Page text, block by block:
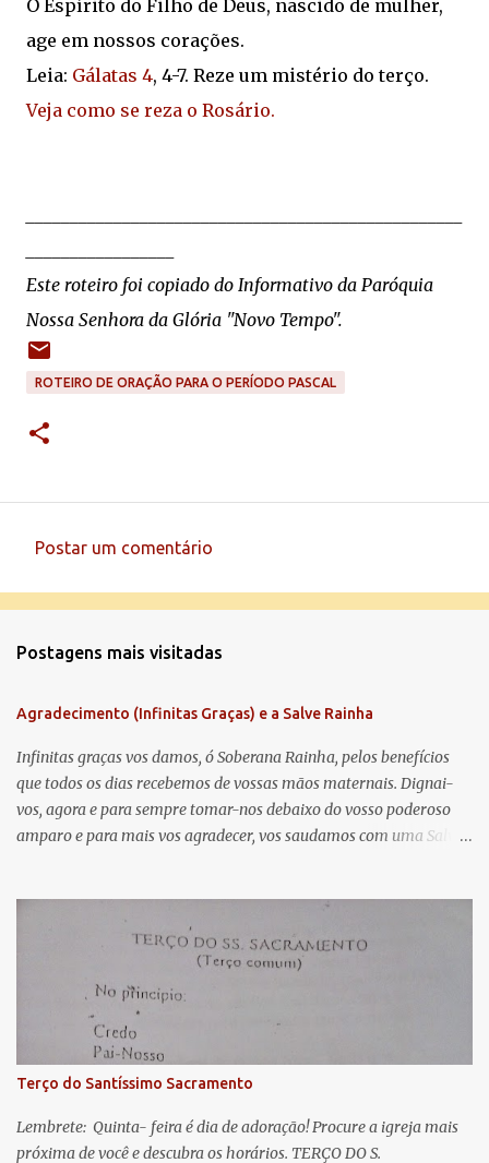
O Espírito do Filho de Deus, nascido de mulher,
age em nossos corações.
Leia: Gálatas 4, 4-7. Reze um mistério do terço.
Veja como se reza o Rosário.
Este roteiro foi copiado do Informativo da Paróquia
Nossa Senhora da Glória "Novo Tempo".
ROTEIRO DE ORAÇÃO PARA O PERÍODO PASCAL
e
t
á
r
i
o
Postar um comentário
Postagens mais visitadas
Agradecimento (Infinitas Graças) e a Salve Rainha
Infinitas graças vos damos, ó Soberana Rainha, pelos benefícios
que todos os dias recebemos de vossas mãos maternais. Dignai-
vos, agora e para sempre tomar-nos debaixo do vosso poderoso
amparo e para mais vos agradecer, vos saudamos com uma Salve
lágrimas. Eia, pois, Advogada nossa, estes vossos olhos
misericordiosos a nós volvei, e depois deste desterro, mostrai-nos
Jesus. Bendito é o fruto do vosso ventre, ó clemente, ó piedosa, ó
doce e sempre Virgem Maria. Rogai por nós Santa Mãe de Deus.
Para que sejamos dignos das promessas de Cristo. Amém.
Terço do Santíssimo Sacramento
Lembrete: Quinta- feira é dia de adoração! Procure a igreja mais
próxima de você e descubra os horários. TERÇO DO S.